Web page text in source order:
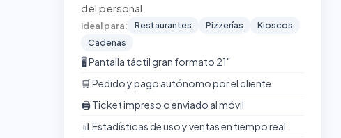
del personal.
Ideal para: Restaurantes Pizzerías
Kioscos
Cadenas
🖥️ Pantalla táctil gran formato 21"
🛒 Pedido y pago autónomo por el cliente
🖨️ Ticket impreso o enviado al móvil
📊 Estadísticas de uso y ventas en tiempo real